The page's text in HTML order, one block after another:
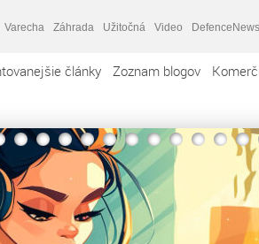
Varecha Záhrada Užitočná Video DefenceNews
články Zoznam blogov